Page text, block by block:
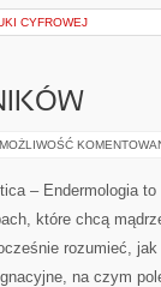
CYFROWEJ
MOŻLIWOŚĆ
– Endermologia
które chcą
rozumieć, jak
na czym